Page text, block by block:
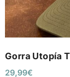
Gorra Utopía
29,99€